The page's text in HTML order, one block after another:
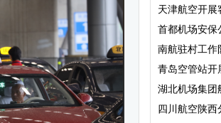
天津航空开展
首都机场安保
南航驻村工作
青岛空管站开
湖北机场集团
四川航空陕